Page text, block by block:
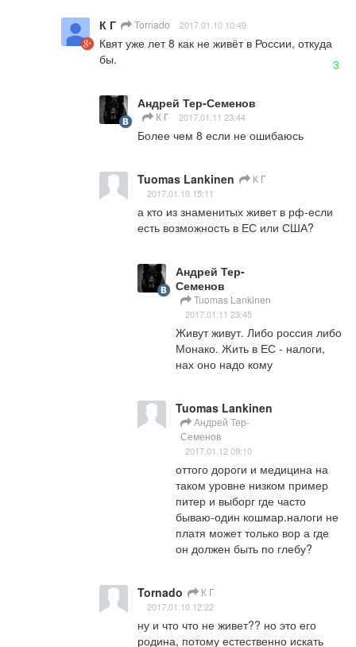
К Г Tornado 2017.01.10 10:49
Квят уже лет 8 как не живёт в России, откуда
бы.
3
Андрей Тер-Семенов
К Г 2017.01.11 23:44
Более чем 8 если не ошибаюсь
Tuomas Lankinen К Г
2017.01.10 15:11
а кто из знаменитых живет в рф-если
есть возможность в ЕС или США?
Андрей Тер-
Семенов
Tuomas Lankinen
2017.01.11 23:45
Живут живут. Либо россия либо
Монако. Жить в ЕС - налоги,
нах оно надо кому
Tuomas Lankinen
Андрей Тер-
Семенов
2017.01.12 09:10
оттого дороги и медицина на
таком уровне низком пример
питер и выборг где часто
бываю-один кошмар.налоги не
платя может только вор а где
он должен быть по глебу?
Tornado К Г
2017.01.10 12:22
ну и что что не живет?? но это его
родина, потому естественно искать